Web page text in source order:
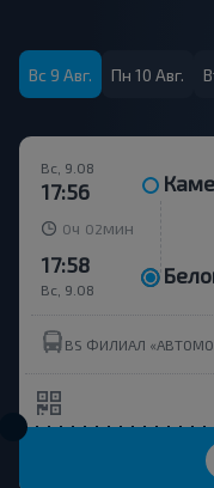
Вс 9 Авг. Пн 10 Авг.
Вс, 9.08
17:56
0ч 02 мин
Вс, 9.08
17:58